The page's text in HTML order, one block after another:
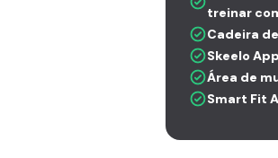
treinar
Cadeira
Skeelo
Área de
Smart Fit